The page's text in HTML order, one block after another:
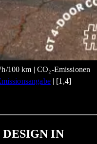
100 km | CO₂-Emissionen
| [1,4]
IN